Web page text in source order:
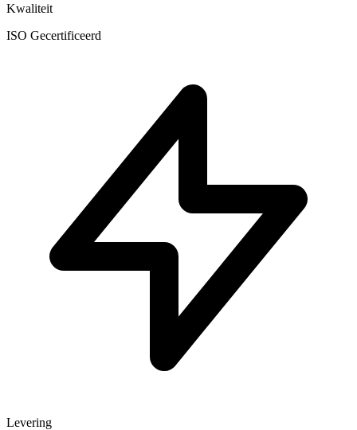
Kwaliteit
ISO Gecertificeerd
Levering